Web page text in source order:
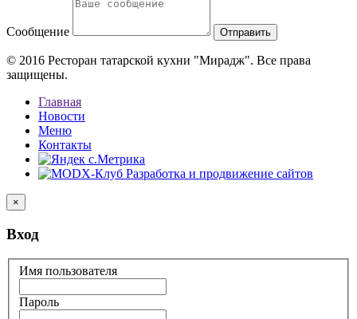
Сообщение
© 2016 Ресторан татарской кухни "Мирадж". Все права
защищены.
Главная
Новости
Меню
Контакты
×
Вход
Имя пользователя
Пароль